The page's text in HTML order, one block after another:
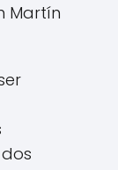
Martín